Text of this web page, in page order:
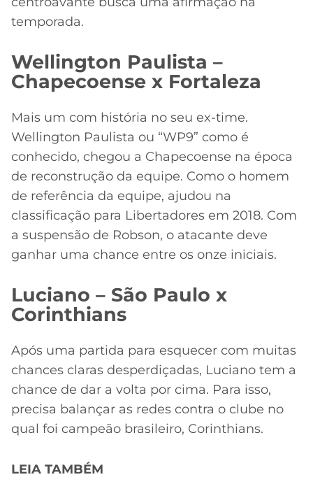
temporada.
Wellington Paulista –
Chapecoense x Fortaleza
Mais um com história no seu ex-time.
Wellington Paulista ou “WP9” como é
conhecido, chegou a Chapecoense na época
de reconstrução da equipe. Como o homem
de referência da equipe, ajudou na
classificação para Libertadores em 2018. Com
a suspensão de Robson, o atacante deve
ganhar uma chance entre os onze iniciais.
Luciano – São Paulo x
Corinthians
Após uma partida para esquecer com muitas
chances claras desperdiçadas, Luciano tem a
chance de dar a volta por cima. Para isso,
precisa balançar as redes contra o clube no
qual foi campeão brasileiro, Corinthians.
LEIA TAMBÉM